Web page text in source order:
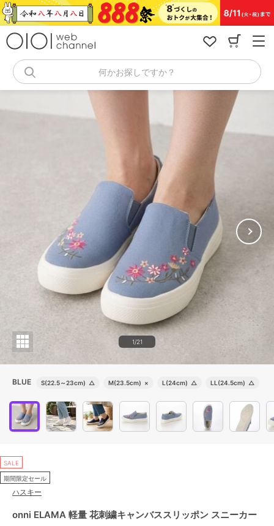
コ
ン
キ
何かお探しですか？
1/21
BLUE S(22.5～23cm) △ M(23.5cm) × L(24cm) △ LL(24.5cm) △
SALE
期間限定セール
ハスキー
onni ELAMA 軽量 花刺繍キャンバススリッポン スニーカー